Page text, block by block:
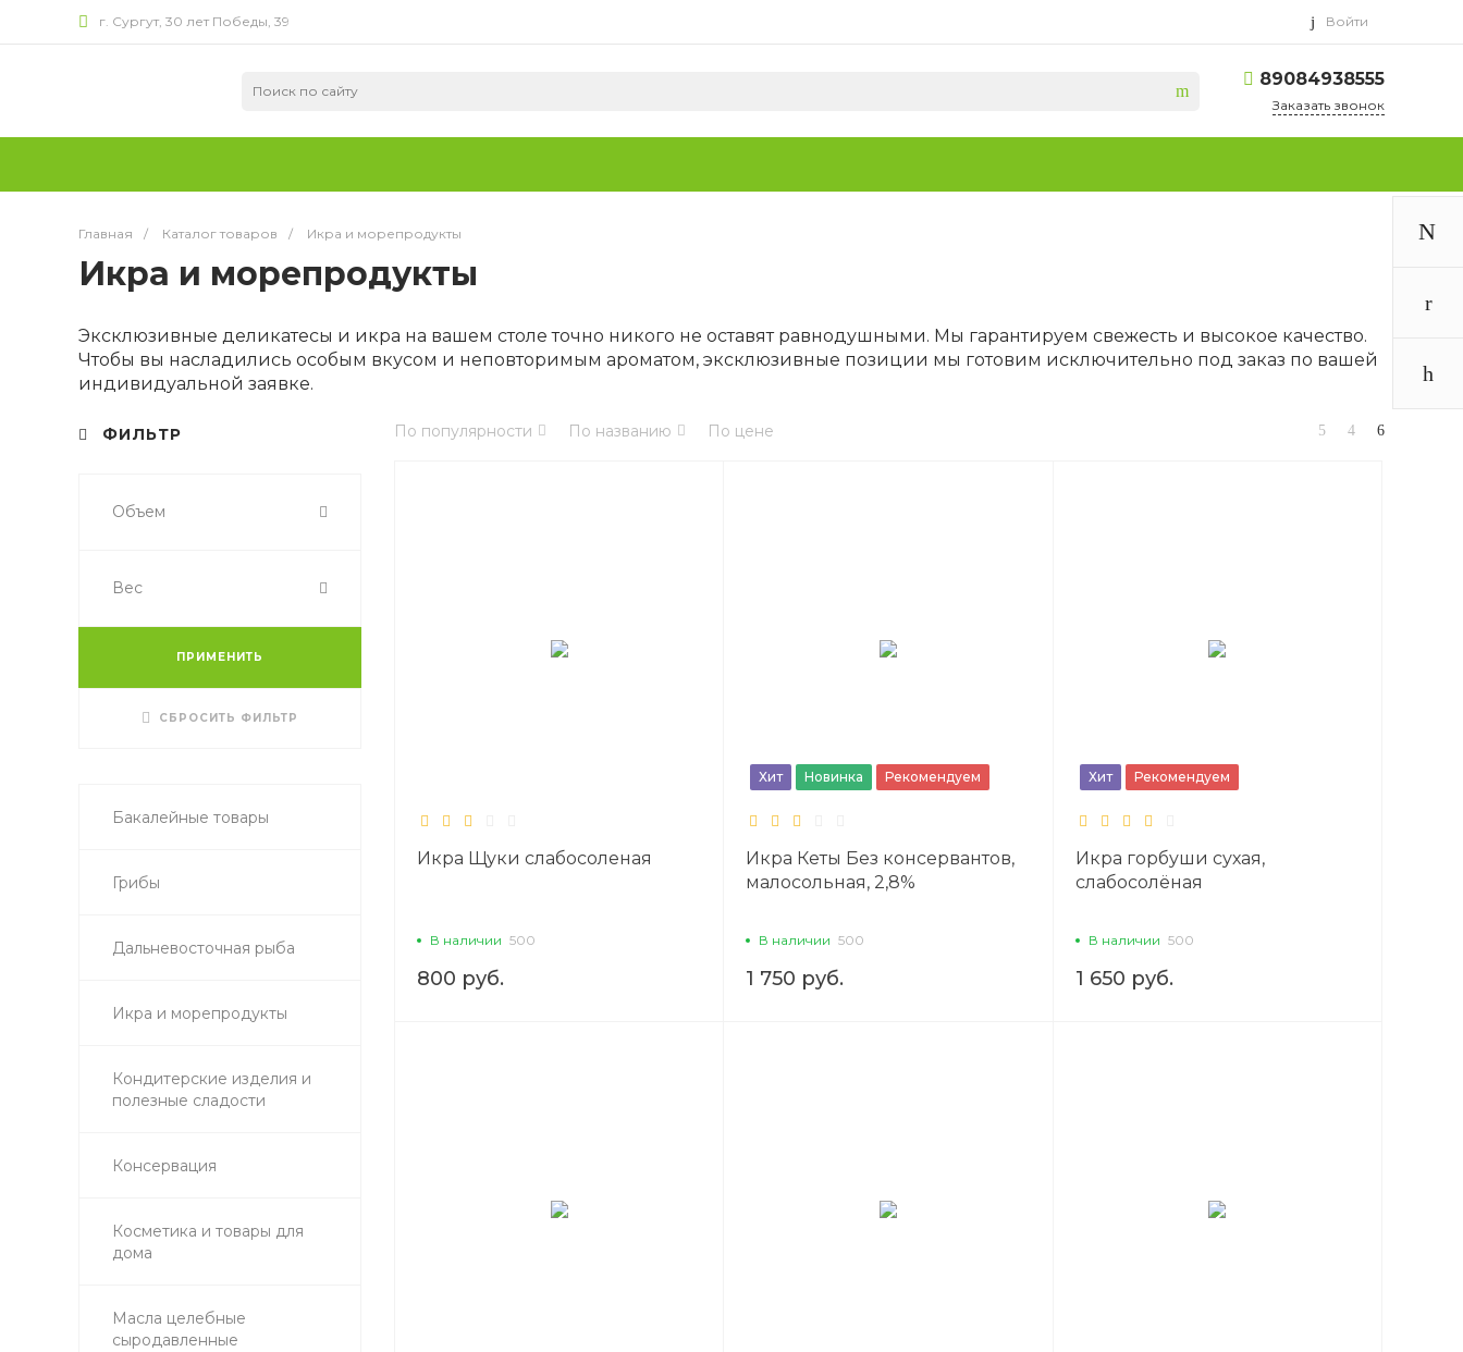
г. Сургут, 30 лет Победы, 39 Войти
89084938555
Заказать звонок
Главная / Каталог товаров / Икра и морепродукты
Икра и морепродукты
Эксклюзивные деликатесы и икра на вашем столе точно никого не оставят равнодушными. Мы гарантируем свежесть и высокое качество.
Чтобы вы насладились особым вкусом и неповторимым ароматом, эксклюзивные позиции мы готовим исключительно под заказ по вашей
индивидуальной заявке.
ФИЛЬТР
Объем
Вес
ПРИМЕНИТЬ
СБРОСИТЬ ФИЛЬТР
Бакалейные товары
Грибы
Дальневосточная рыба
Икра и морепродукты
Кондитерские изделия и
полезные сладости
Консервация
Косметика и товары для
дома
Масла целебные
сыродавленные
По популярности По названию По цене
Икра Щуки слабосоленая
В наличии 500
800 руб.
Хит Новинка Рекомендуем
Икра Кеты Без консервантов,
малосольная, 2,8%
В наличии 500
1 750 руб.
Хит Рекомендуем
Икра горбуши сухая,
слабосолёная
В наличии 500
1 650 руб.